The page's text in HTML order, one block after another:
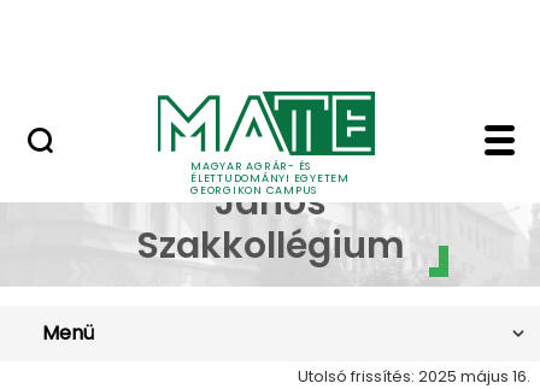
MAGYAR AGRÁR- ÉS
ÉLETTUDOMÁNYI EGYETEM
GEORGIKON CAMPUS
Nagyváthy János
Nagyváthy
János
Szakkollégium
Menü
Utolsó frissítés: 2025 május 16.